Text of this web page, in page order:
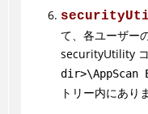
て、各ユーザー
securityUtility コ
トリー内にあり